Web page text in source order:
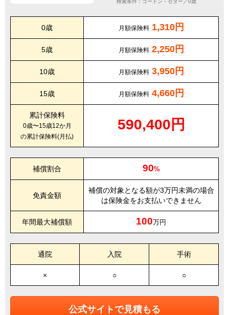
検索条件：ゴードン・セター／0歳
0歳 月額保険料 1,310円
5歳 月額保険料 2,250円
10歳 月額保険料 3,950円
15歳 月額保険料 4,660円
累計保険料
0歳〜15歳12か月
の累計保険料(月払)
590,400円
補償割合 90%
免責金額
補償の対象となる額が3万円未満の場合
は保険金をお支払いできません
年間最大補償額 100万円
通院 入院 手術
× ○ ○
公式サイトで見積もる